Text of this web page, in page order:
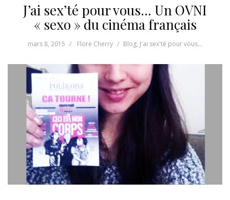
J’ai sex’té pour vous… Un OVNI
« sexo » du cinéma français
mars 8, 2015 Flore Cherry Blog, J'ai sex'té pour vous...